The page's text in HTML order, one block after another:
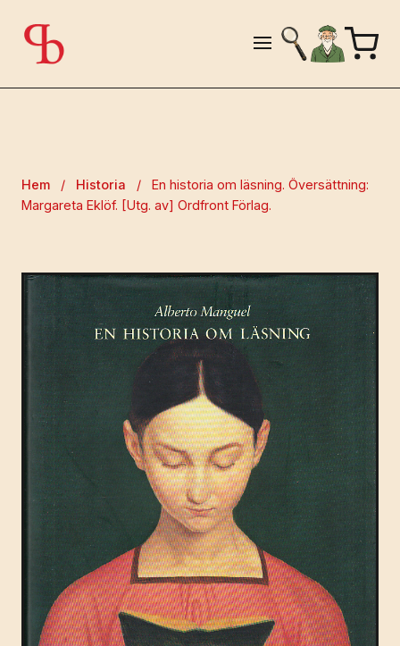
Hem / Historia /
En historia om läsning. Översättning:
Margareta Eklöf. [Utg. av] Ordfront Förlag.